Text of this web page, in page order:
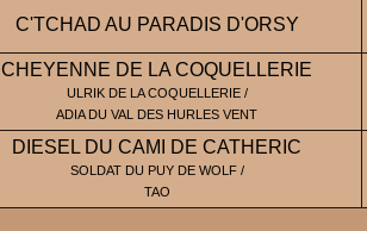
C'TCHAD AU PARADIS D'ORSY
CHEYENNE DE LA COQUELLERIE
ULRIK DE LA COQUELLERIE /
ADIA DU VAL DES HURLES VENT
DIESEL DU CAMI DE CATHERIC
SOLDAT DU PUY DE WOLF /
TAO